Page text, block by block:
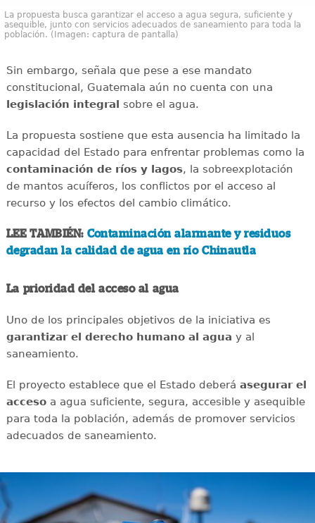
La propuesta busca garantizar el acceso a agua segura, suficiente y
asequible, junto con servicios adecuados de saneamiento para toda la
población. (Imagen: captura de pantalla)
Sin embargo, señala que pese a ese mandato
constitucional, Guatemala aún no cuenta con una
legislación integral sobre el agua.
La propuesta sostiene que esta ausencia ha limitado la
capacidad del Estado para enfrentar problemas como la
contaminación de ríos y lagos, la sobreexplotación
de mantos acuíferos, los conflictos por el acceso al
recurso y los efectos del cambio climático.
LEE TAMBIÉN: Contaminación alarmante y residuos
degradan la calidad de agua en río Chinautla
La prioridad del acceso al agua
Uno de los principales objetivos de la iniciativa es
garantizar el derecho humano al agua y al
saneamiento.
El proyecto establece que el Estado deberá asegurar el
accesoa agua suficiente, segura, accesible y asequible
para toda la población, además de promover servicios
adecuados de saneamiento.